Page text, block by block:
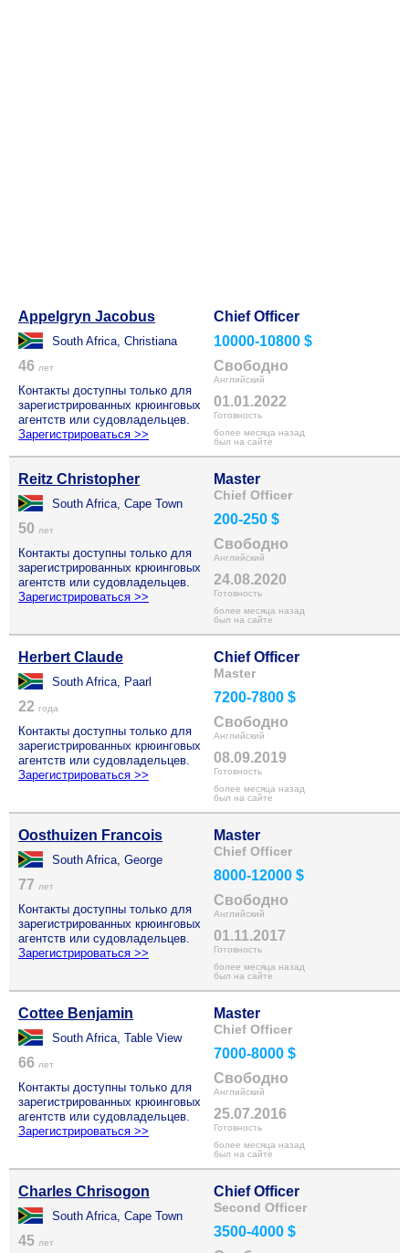
Appelgryn Jacobus
South Africa, Christiana
46 лет
Контакты доступны только для
зарегистрированных крюинговых
агентств или судовладельцев.
Зарегистрироваться >>
Chief Officer
10000-10800 $
Свободно
Английский
01.01.2022
Готовность
более месяца назад
был на сайте
Reitz Christopher
South Africa, Cape Town
50 лет
Контакты доступны только для
зарегистрированных крюинговых
агентств или судовладельцев.
Зарегистрироваться >>
Master
Chief Officer
200-250 $
Свободно
Английский
24.08.2020
Готовность
более месяца назад
был на сайте
Herbert Claude
South Africa, Paarl
22 года
Контакты доступны только для
зарегистрированных крюинговых
агентств или судовладельцев.
Зарегистрироваться >>
Chief Officer
Master
7200-7800 $
Свободно
Английский
08.09.2019
Готовность
более месяца назад
был на сайте
Oosthuizen Francois
South Africa, George
77 лет
Контакты доступны только для
зарегистрированных крюинговых
агентств или судовладельцев.
Зарегистрироваться >>
Master
Chief Officer
8000-12000 $
Свободно
Английский
01.11.2017
Готовность
более месяца назад
был на сайте
Cottee Benjamin
South Africa, Table View
66 лет
Контакты доступны только для
зарегистрированных крюинговых
агентств или судовладельцев.
Зарегистрироваться >>
Master
Chief Officer
7000-8000 $
Свободно
Английский
25.07.2016
Готовность
более месяца назад
был на сайте
Charles Chrisogon
South Africa, Cape Town
45 лет
Chief Officer
Second Officer
3500-4000 $